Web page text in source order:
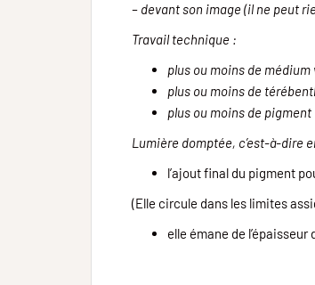
– devant son image (il ne peut
Travail technique :
plus ou moins de
plus ou moins de
plus ou moins de pigment
Lumière domptée, c’est-à-dire
l’ajout final du pigment
(Elle circule dans les limites
elle émane de